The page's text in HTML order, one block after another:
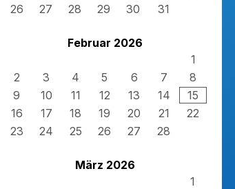
26
27 28 29 30 31
Februar 2026
1
2
3 4 5 6 7
8
9
10 11 12 13 14
15
16
17 18 19 20 21
22
23
24 25 26 27 28
März 2026
1